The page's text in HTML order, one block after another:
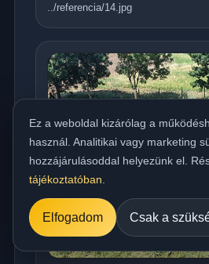
../referencia/14.jpg
Ez a weboldal kizárólag a
használ. Analitikai vagy marketing
hozzájárulásoddal helyezünk el.
tájékoztatóban
Elfogadom Csak a